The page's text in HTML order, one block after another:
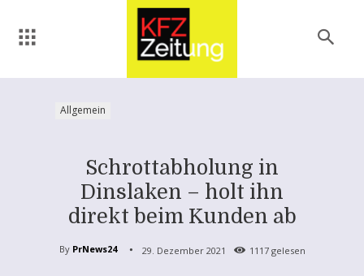
Allgemein
Schrottabholung in
Dinslaken – holt ihn
direkt beim Kunden ab
By PrNews24 29. Dezember 2021 1117gelesen